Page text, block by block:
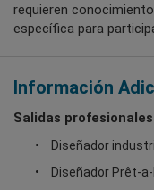
requieren
específica para
Información
Salidas profesionales
Diseñador
Diseñador Prêt-